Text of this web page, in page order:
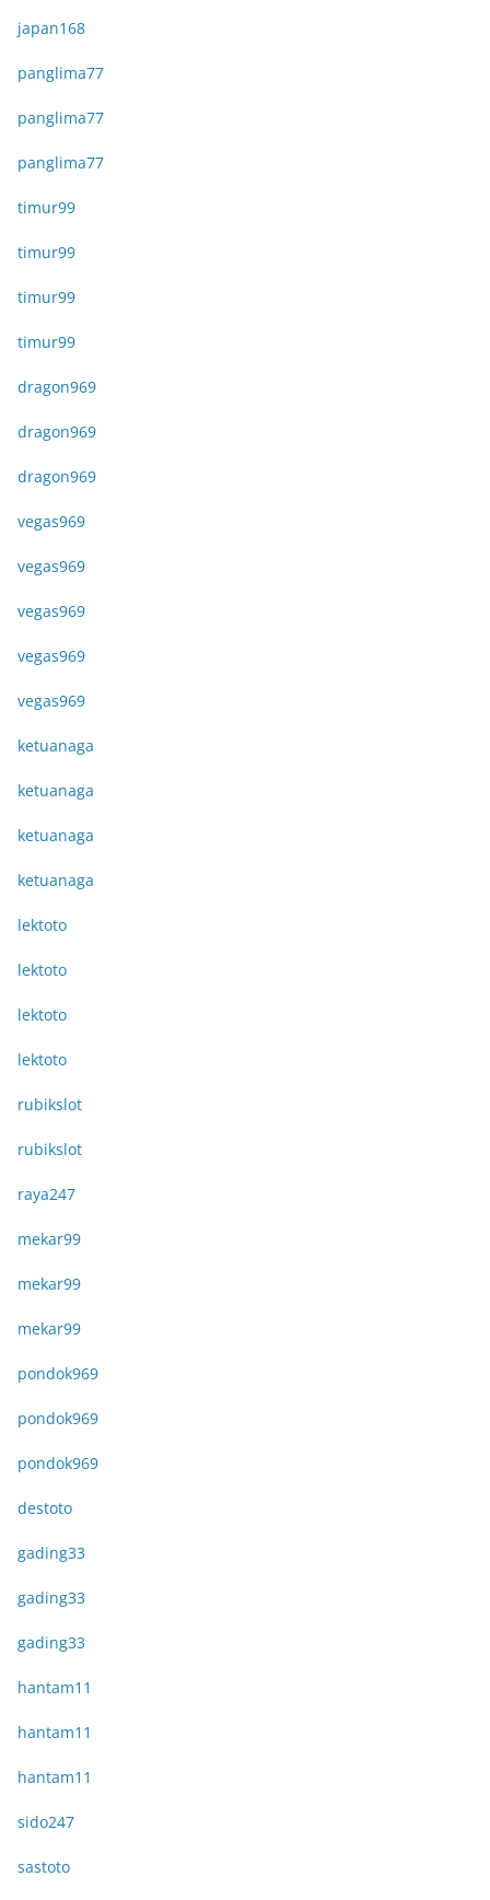
japan168
panglima77
panglima77
panglima77
timur99
timur99
timur99
timur99
dragon969
dragon969
dragon969
vegas969
vegas969
vegas969
vegas969
vegas969
ketuanaga
ketuanaga
ketuanaga
ketuanaga
lektoto
lektoto
lektoto
lektoto
rubikslot
rubikslot
raya247
mekar99
mekar99
mekar99
pondok969
pondok969
pondok969
destoto
gading33
gading33
gading33
hantam11
hantam11
hantam11
sido247
sastoto